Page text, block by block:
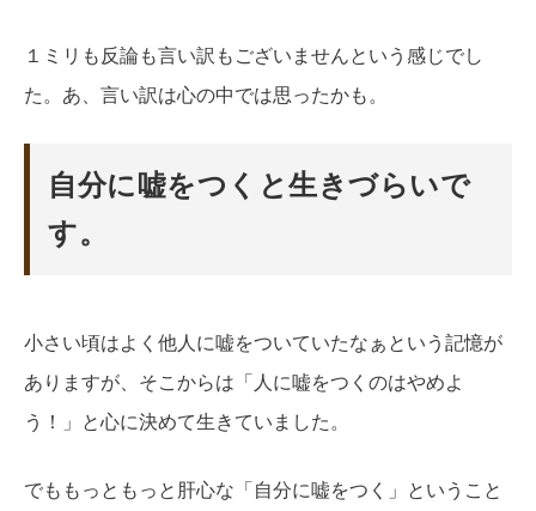
１ミリも反論も言い訳もございませんという感じでし
た。あ、言い訳は心の中では思ったかも。
自分に嘘をつくと生きづらいで
す。
小さい頃はよく他人に嘘をついていたなぁという記憶が
ありますが、そこからは「人に嘘をつくのはやめよ
う！」と心に決めて生きていました。
でももっともっと肝心な「自分に嘘をつく」ということ